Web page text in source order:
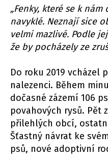
„Fenky, které se k
navyklé. Neznají sice
velmi mazlivé. Podle
že by pocházely ze
Do roku 2019 vcházel
nalezenci. Během
dočasné zázemí 106
povahových rysů. Pět
přilehlých obcí,
Šťastný návrat ke
psů, nové adoptivní